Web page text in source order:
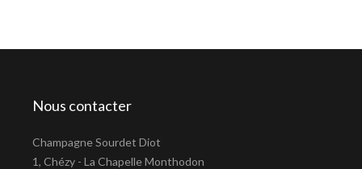
Nous contacter
Champagne Sourdet Diot
1, Chézy - La Chapelle Monthodon